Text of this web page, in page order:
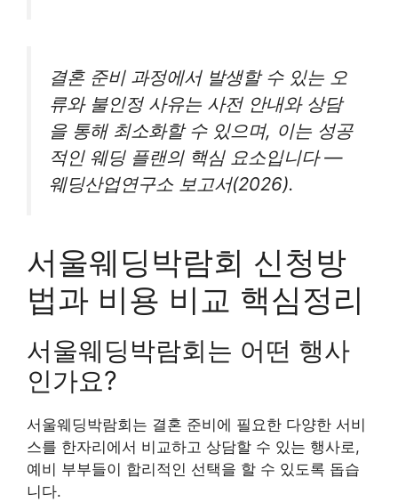
결혼 준비 과정에서 발생할 수 있는 오
류와 불인정 사유는 사전 안내와 상담
을 통해 최소화할 수 있으며, 이는 성공
적인 웨딩 플랜의 핵심 요소입니다 —
웨딩산업연구소 보고서(2026).
서울웨딩박람회 신청방
법과 비용 비교 핵심정리
서울웨딩박람회는 어떤 행사
인가요?
서울웨딩박람회는 결혼 준비에 필요한 다양한 서비
스를 한자리에서 비교하고 상담할 수 있는 행사로,
예비 부부들이 합리적인 선택을 할 수 있도록 돕습
니다.